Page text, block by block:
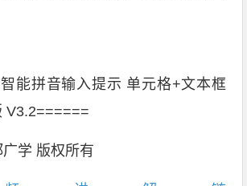
能拼音输入提示 单元格+文本框
V3.2======
学 版权所有